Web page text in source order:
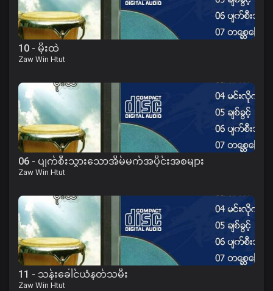
10 - မိုးထဲ
Zaw Win Htut
06 - ပျက်စီးသွားသောအိမ်မက်အပိုင်းအစများ
Zaw Win Htut
11 - သန်းခေါင်ယံနတ်သမီး
Zaw Win Htut